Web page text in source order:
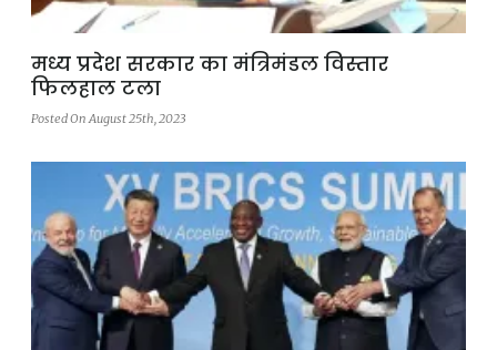
मध्य प्रदेश सरकार का मंत्रिमंडल विस्तार
फिलहाल टला
Posted On August 25th, 2023